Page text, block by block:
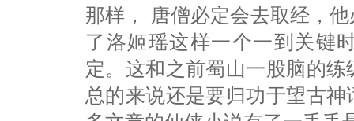
那样， 唐僧必定会去取经，
了洛姬瑶这样一个一到关键
定。这和之前蜀山一股脑的
总的来说还是要归功于望古